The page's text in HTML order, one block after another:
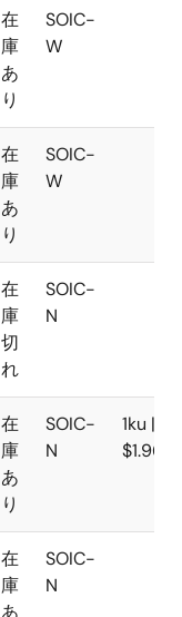
在
庫
あ
り
SOIC-
W
在
庫
あ
り
SOIC-
W
在
庫
切
れ
SOIC-
N
在
庫
あ
り
SOIC-
N
1ku |
$1.96
在
庫
あ
SOIC-
N